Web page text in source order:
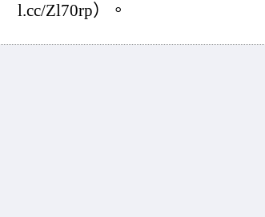
l.cc/Zl70rp）。